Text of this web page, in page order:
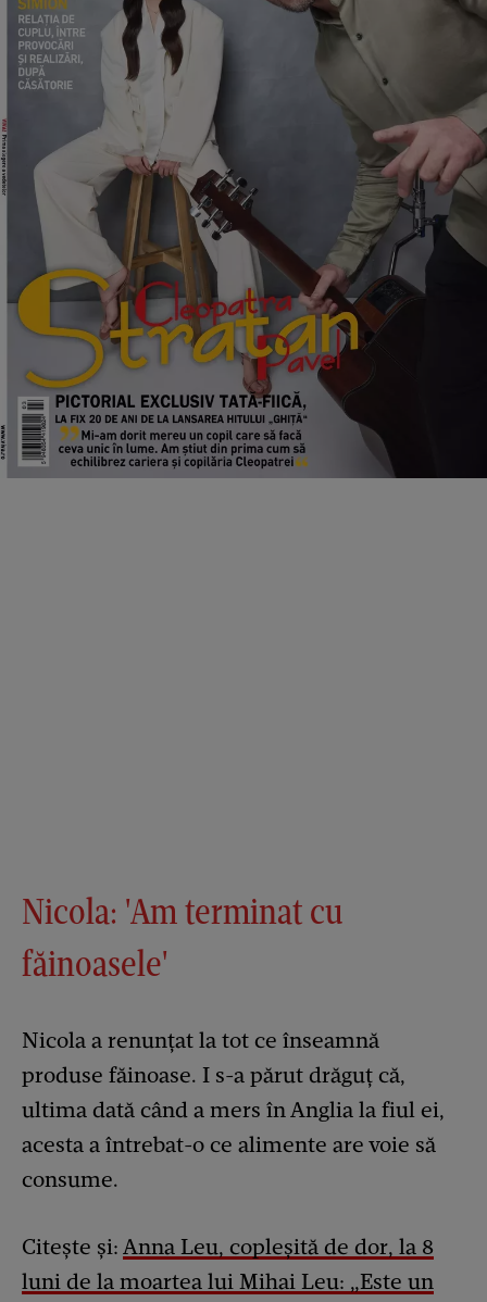
Nicola: 'Am terminat cu
făinoasele'
Nicola a renunțat la tot ce înseamnă
produse făinoase. I s-a părut drăguț că,
ultima dată când a mers în Anglia la fiul ei,
acesta a întrebat-o ce alimente are voie să
consume.
Citește și: Anna Leu, copleșită de dor, la 8
luni de la moartea lui Mihai Leu: „Este un